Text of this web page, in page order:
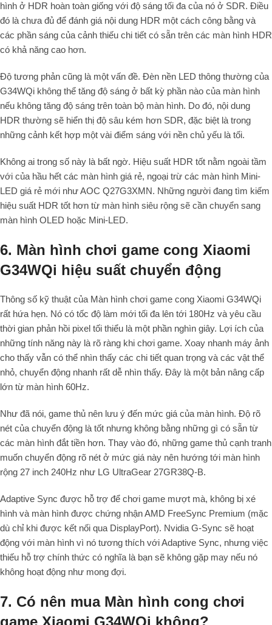
hình ở HDR hoàn toàn giống với độ sáng tối đa của nó ở SDR. Điều
đó là chưa đủ để đánh giá nội dung HDR một cách công bằng và
các phần sáng của cảnh thiếu chi tiết có sẵn trên các màn hình HDR
có khả năng cao hơn.
Độ tương phản cũng là một vấn đề. Đèn nền LED thông thường của
G34WQi không thể tăng độ sáng ở bất kỳ phần nào của màn hình
nếu không tăng độ sáng trên toàn bộ màn hình. Do đó, nội dung
HDR thường sẽ hiển thị độ sâu kém hơn SDR, đặc biệt là trong
những cảnh kết hợp một vài điểm sáng với nền chủ yếu là tối.
Không ai trong số này là bất ngờ. Hiệu suất HDR tốt nằm ngoài tầm
với của hầu hết các màn hình giá rẻ, ngoại trừ các màn hình Mini-
LED giá rẻ mới như AOC Q27G3XMN. Những người đang tìm kiếm
hiệu suất HDR tốt hơn từ màn hình siêu rộng sẽ cần chuyển sang
màn hình OLED hoặc Mini-LED.
6. Màn hình chơi game cong Xiaomi
G34WQi hiệu suất chuyển động
Thông số kỹ thuật của Màn hình chơi game cong Xiaomi G34WQi
rất hứa hẹn. Nó có tốc độ làm mới tối đa lên tới 180Hz và yêu cầu
thời gian phản hồi pixel tối thiểu là một phần nghìn giây. Lợi ích của
những tính năng này là rõ ràng khi chơi game. Xoay nhanh máy ảnh
cho thấy vẫn có thể nhìn thấy các chi tiết quan trọng và các vật thể
nhỏ, chuyển động nhanh rất dễ nhìn thấy. Đây là một bản nâng cấp
lớn từ màn hình 60Hz.
Như đã nói, game thủ nên lưu ý đến mức giá của màn hình. Độ rõ
nét của chuyển động là tốt nhưng không bằng những gì có sẵn từ
các màn hình đắt tiền hơn. Thay vào đó, những game thủ cạnh tranh
muốn chuyển động rõ nét ở mức giá này nên hướng tới màn hình
rộng 27 inch 240Hz như LG UltraGear 27GR38Q-B.
Adaptive Sync được hỗ trợ để chơi game mượt mà, không bị xé
hình và màn hình được chứng nhận AMD FreeSync Premium (mặc
dù chỉ khi được kết nối qua DisplayPort). Nvidia G-Sync sẽ hoạt
động với màn hình vì nó tương thích với Adaptive Sync, nhưng việc
thiếu hỗ trợ chính thức có nghĩa là bạn sẽ không gặp may nếu nó
không hoạt động như mong đợi.
7. Có nên mua Màn hình cong chơi
game Xiaomi G34WQi không?